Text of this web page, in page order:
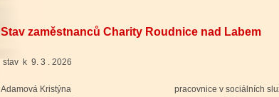
Stav zaměstnanců Charity Roudnice nad Labem
stav k 9. 3 . 2026
Adamová Kristýna
pracovnice v sociálních